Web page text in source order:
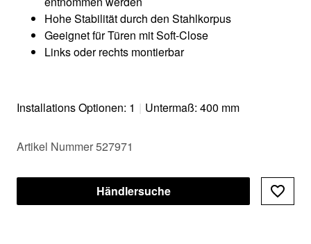
Hohe Stabilität durch den Stahlkorpus
Geeignet für Türen mit Soft-Close
Links oder rechts montierbar
Installations Optionen: 1 | Untermaß: 400 mm
Artikel Nummer 527971
Händlersuche